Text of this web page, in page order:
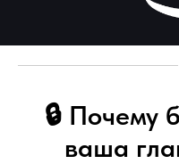
🔒 Почему
ваша